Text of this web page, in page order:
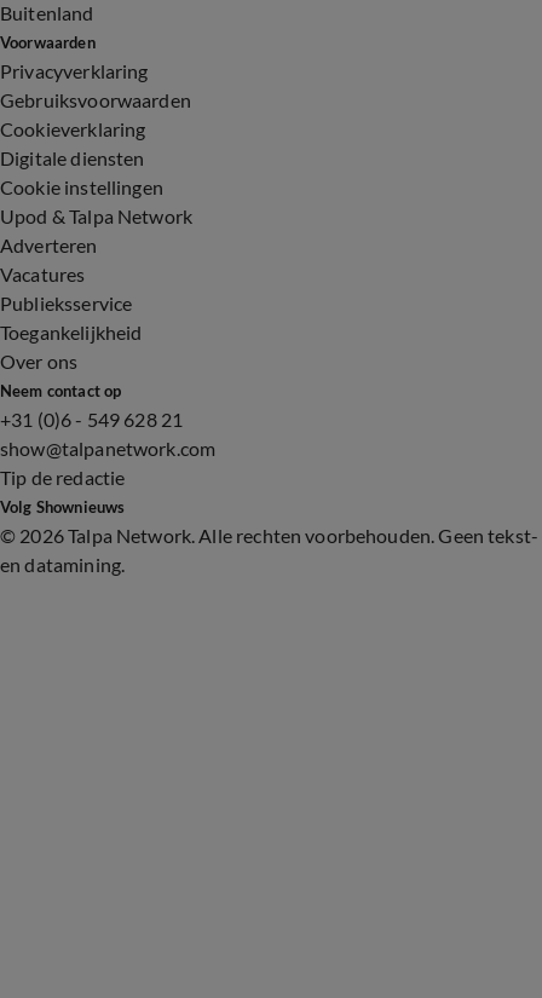
Buitenland
Voorwaarden
Privacyverklaring
Gebruiksvoorwaarden
Cookieverklaring
Digitale diensten
Cookie instellingen
Upod & Talpa Network
Adverteren
Vacatures
Publieksservice
Toegankelijkheid
Over ons
Neem contact op
+31 (0)6 - 549 628 21
show@talpanetwork.com
Tip de redactie
Volg Shownieuws
© 2026 Talpa Network. Alle rechten voorbehouden. Geen tekst-
en datamining.